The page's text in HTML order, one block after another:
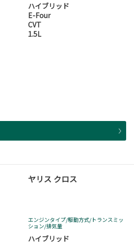
ハイブリッド
E-Four
CVT
1.5L
ヤリス クロス
エンジンタイプ/駆動方式/トランスミッ
ション/排気量
ハイブリッド